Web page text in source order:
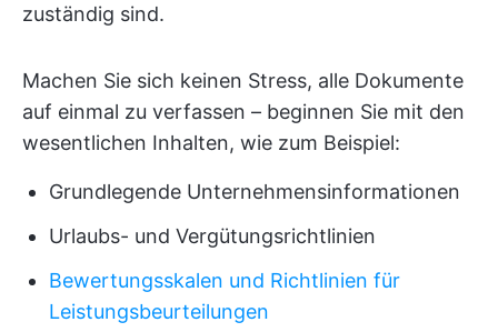
zuständig sind.
Machen Sie sich keinen Stress, alle Dokumente
auf einmal zu verfassen – beginnen Sie mit den
wesentlichen Inhalten, wie zum Beispiel:
Grundlegende Unternehmensinformationen
Urlaubs- und Vergütungsrichtlinien
Bewertungsskalen und Richtlinien für
Leistungsbeurteilungen